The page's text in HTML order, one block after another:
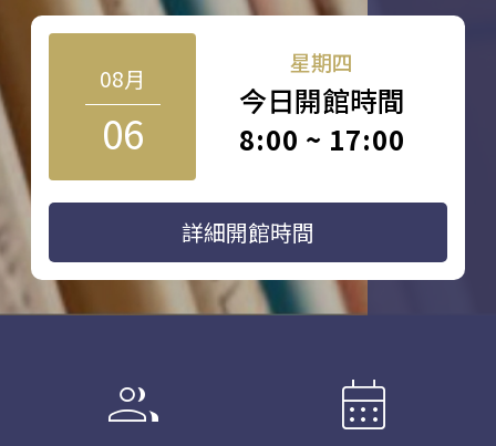
08月
06
星期四
今日開館時間
8:00 ~ 17:00
詳細開館時間
group calendar_month